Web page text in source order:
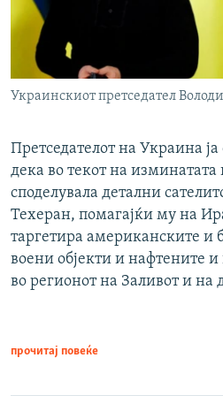
Украинскиот претседател
Претседателот на Украина ја
дека во текот на изминатата
споделувала детални
Техеран, помагајќи му на
таргетира американските и
воени објекти и нафтените
во регионот на Заливот и на
прочитај повеќе